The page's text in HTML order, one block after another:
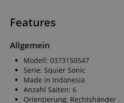
Features
Allgemein
Modell: 0373150547
Serie: Squier Sonic
Made in Indonesia
Anzahl Saiten: 6
Orientierung: Rechtshänder